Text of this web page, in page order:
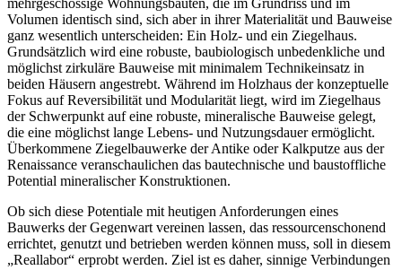
Volumen identisch sind, sich aber in ihrer Materialität und Bauweise
ganz wesentlich unterscheiden: Ein Holz- und ein Ziegelhaus.
Grundsätzlich wird eine robuste, baubiologisch unbedenkliche und
möglichst zirkuläre Bauweise mit minimalem Technikeinsatz in
beiden Häusern angestrebt. Während im Holzhaus der konzeptuelle
Fokus auf Reversibilität und Modularität liegt, wird im Ziegelhaus
der Schwerpunkt auf eine robuste, mineralische Bauweise gelegt,
die eine möglichst lange Lebens- und Nutzungsdauer ermöglicht.
Überkommene Ziegelbauwerke der Antike oder Kalkputze aus der
Renaissance veranschaulichen das bautechnische und baustoffliche
Potential mineralischer Konstruktionen.
Ob sich diese Potentiale mit heutigen Anforderungen eines
Bauwerks der Gegenwart vereinen lassen, das ressourcenschonend
errichtet, genutzt und betrieben werden können muss, soll in diesem
„Reallabor“ erprobt werden. Ziel ist es daher, sinnige Verbindungen